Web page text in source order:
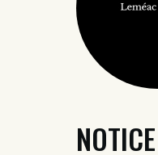
NOTICE